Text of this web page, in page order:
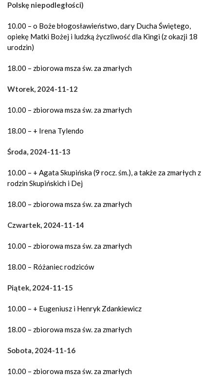
Polskę niepodległości)
10.00 – o Boże błogosławieństwo, dary Ducha Świętego,
opiekę Matki Bożej i ludzką życzliwość dla Kingi (z okazji 18
urodzin)
18.00 – zbiorowa msza św. za zmarłych
Wtorek, 2024-11-12
10.00 – zbiorowa msza św. za zmarłych
18.00 – + Irena Tylendo
Środa, 2024-11-13
10.00 – + Agata Skupińska (9 rocz. śm.), a także za zmarłych z
rodzin Skupińskich i Dej
18.00 – zbiorowa msza św. za zmarłych
Czwartek, 2024-11-14
10.00 – zbiorowa msza św. za zmarłych
18.00 – Różaniec rodziców
Piątek, 2024-11-15
10.00 – + Eugeniusz i Henryk Zdankiewicz
18.00 – zbiorowa msza św. za zmarłych
Sobota, 2024-11-16
10.00 – zbiorowa msza św. za zmarłych